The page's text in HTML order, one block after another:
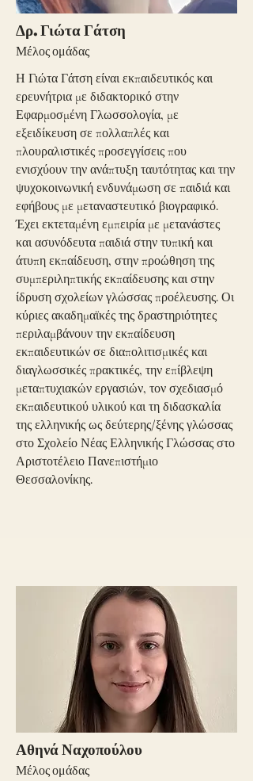
Δρ. Γιώτα Γάτση
Μέλος ομάδας
Η Γιώτα Γάτση είναι εκπαιδευτικός και
ερευνήτρια με διδακτορικό στην
Εφαρμοσμένη Γλωσσολογία, με
εξειδίκευση σε πολλαπλές και
πλουραλιστικές προσεγγίσεις που
ενισχύουν την ανάπτυξη ταυτότητας και την
ψυχοκοινωνική ενδυνάμωση σε παιδιά και
εφήβους με μεταναστευτικό βιογραφικό.
Έχει εκτεταμένη εμπειρία με μετανάστες
και ασυνόδευτα παιδιά στην τυπική και
άτυπη εκπαίδευση, στην προώθηση της
συμπεριληπτικής εκπαίδευσης και στην
ίδρυση σχολείων γλώσσας προέλευσης. Οι
κύριες ακαδημαϊκές της δραστηριότητες
περιλαμβάνουν την εκπαίδευση
εκπαιδευτικών σε διαπολιτισμικές και
διαγλωσσικές πρακτικές, την επίβλεψη
μεταπτυχιακών εργασιών, τον σχεδιασμό
εκπαιδευτικού υλικού και τη διδασκαλία
της ελληνικής ως δεύτερης/ξένης γλώσσας
στο Σχολείο Νέας Ελληνικής Γλώσσας στο
Αριστοτέλειο Πανεπιστήμιο
Θεσσαλονίκης.
Αθηνά Ναχοπούλου
Μέλος ομάδας